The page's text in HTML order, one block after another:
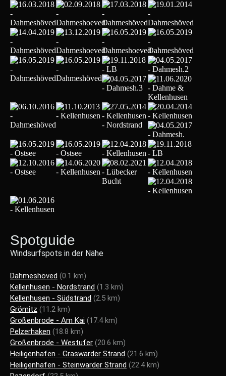
Spotguide
Windsurfspots in der Nähe
Dahmeshöved (0.1 km)
Kellenhusen - Nordstrand (1.3 km)
Kellenhusen - Südstrand (2.5 km)
Grömitz (11.2 km)
Großenbrode - Am Kai (17.4 km)
Pelzerhaken (18.8 km)
Großenbrode - Westufer (20.6 km)
Heiligenhafen - Graswarder Strand (21.6 km)
Heiligenhafen - Steinwarder Strand (22.4 km)